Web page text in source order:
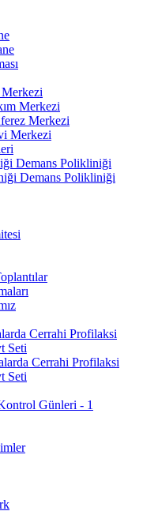
Merkezi
Merkezi
Merkezi
Demans Polikliniği
Demans Polikliniği
Cerrahi Profilaksi
Seti
Cerrahi Profilaksi
Seti
Günleri - 1